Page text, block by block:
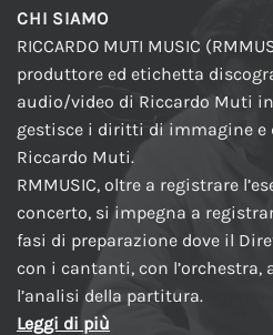
CHI SIAMO
RICCARDO MUTI MUSIC
produttore ed etichetta
audio/video di Riccardo Muti
gestisce i diritti di immagine e
Riccardo Muti.
RMMUSIC, oltre a registrare
concerto, si impegna a
fasi di preparazione dove il
con i cantanti, con l’orchestra,
l’analisi della partitura.
Leggi di più